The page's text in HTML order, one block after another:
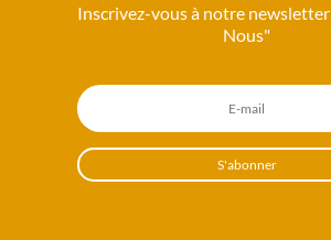
Inscrivez-vous à notre
Nous"
S'abonner